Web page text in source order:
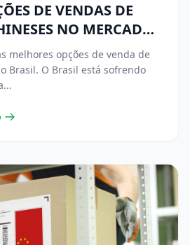
DE VENDAS DE
NO MERCADO
melhores opções de venda de
Brasil. O Brasil está sofrendo